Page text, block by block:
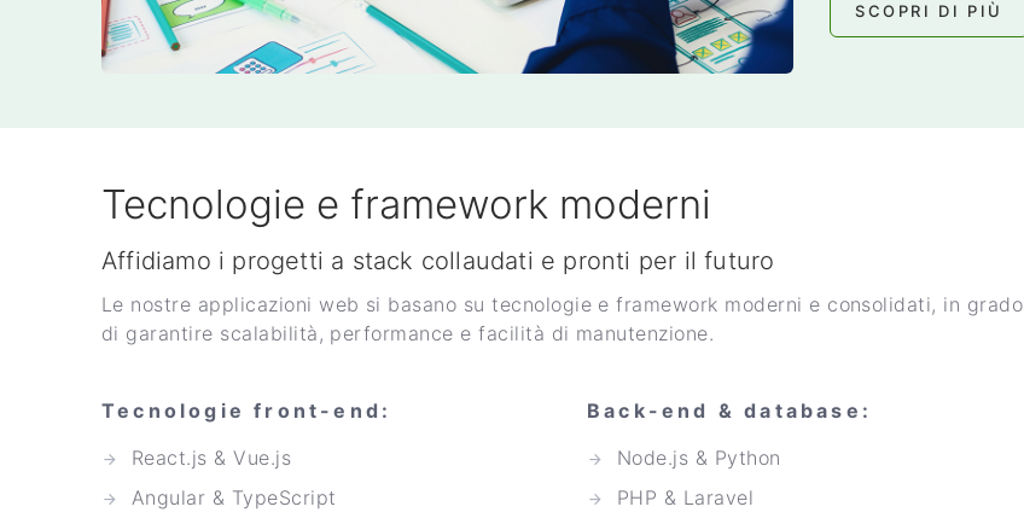
SCOPRI DI PIÙ
Tecnologie e framework moderni
Affidiamo i progetti a stack collaudati e pronti per il futuro
Le nostre applicazioni web si basano su tecnologie e framework moderni e consolidati, in grado
di garantire scalabilità, performance e facilità di manutenzione.
Tecnologie front-end:
React.js & Vue.js
Angular & TypeScript
Back-end & database:
Node.js & Python
PHP & Laravel